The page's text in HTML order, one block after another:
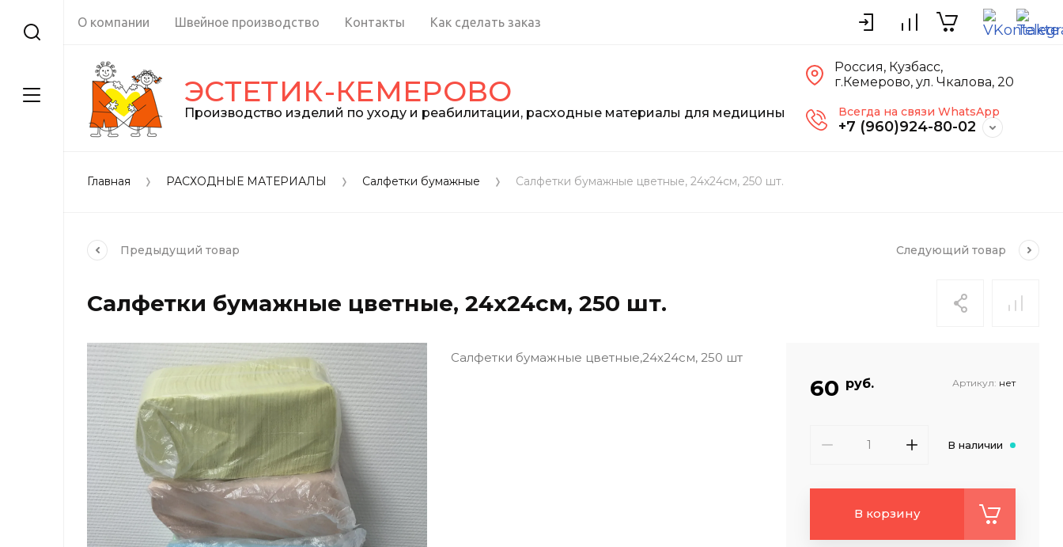
О компании Швейное производство Контакты Как сделать заказ
ЭСТЕТИК-КЕМЕРОВО
Производство изделий по уходу и реабилитации, расходные материалы для медицины
Россия, Кузбасс,
г.Кемерово, ул. Чкалова, 20
Всегда на связи WhatsApp
+7 (960)924-80-02
Главная РАСХОДНЫЕ МАТЕРИАЛЫ Салфетки бумажные Салфетки бумажные цветные, 24х24см, 250 шт.
Предыдущий товар Следующий товар
Салфетки бумажные цветные, 24х24см, 250 шт.
Салфетки бумажные цветные,24х24см, 250 шт
60 руб. Артикул: нет
В наличии
В корзину